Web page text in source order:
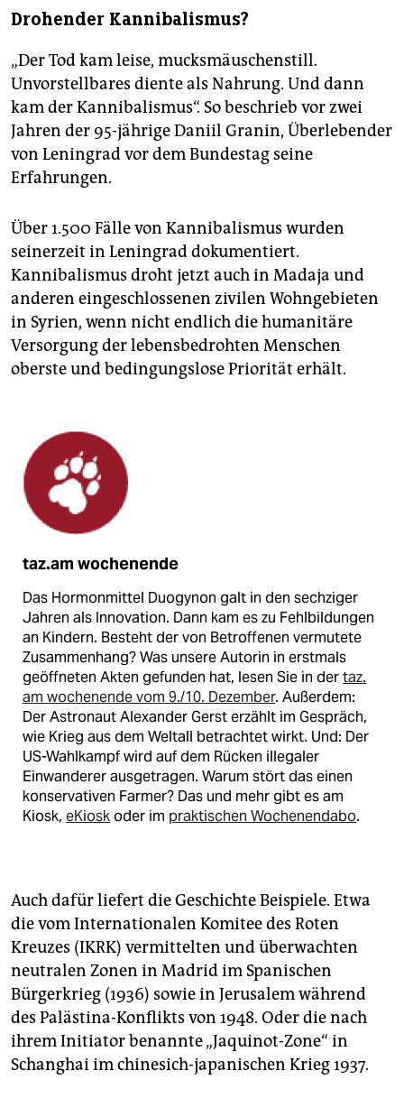
Drohender Kannibalismus?
„Der Tod kam leise, mucksmäuschenstill.
Unvorstellbares diente als Nahrung. Und dann
kam der Kannibalismus“. So beschrieb vor zwei
Jahren der 95-jährige Daniil Granin, Überlebender
von Leningrad vor dem Bundestag seine
Erfahrungen.
Über 1.500 Fälle von Kannibalismus wurden
seinerzeit in Leningrad dokumentiert.
Kannibalismus droht jetzt auch in Madaja und
anderen eingeschlossenen zivilen Wohngebieten
in Syrien, wenn nicht endlich die humanitäre
Versorgung der lebensbedrohten Menschen
oberste und bedingungslose Priorität erhält.
taz.am wochenende
Das Hormonmittel Duogynon galt in den sechziger
Jahren als Innovation. Dann kam es zu Fehlbildungen
an Kindern. Besteht der von Betroffenen vermutete
Zusammenhang? Was unsere Autorin in erstmals
geöffneten Akten gefunden hat, lesen Sie in dertaz.
am wochenende vom 9./10. Dezember. Außerdem:
Der Astronaut Alexander Gerst erzählt im Gespräch,
wie Krieg aus dem Weltall betrachtet wirkt. Und: Der
US-Wahlkampf wird auf dem Rücken illegaler
Einwanderer ausgetragen. Warum stört das einen
konservativen Farmer? Das und mehr gibt es am
Kiosk, eKioskoder im praktischen Wochenendabo.
Auch dafür liefert die Geschichte Beispiele. Etwa
die vom Internationalen Komitee des Roten
Kreuzes (IKRK) vermittelten und überwachten
neutralen Zonen in Madrid im Spanischen
Bürgerkrieg (1936) sowie in Jerusalem während
des Palästina-Konflikts von 1948. Oder die nach
ihrem Initiator benannte „Jaquinot-Zone“ in
Schanghai im chinesich-japanischen Krieg 1937.